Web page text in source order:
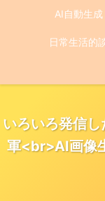
いろいろ発信
軍<br>AI画像
AI自動生成
日常生活的